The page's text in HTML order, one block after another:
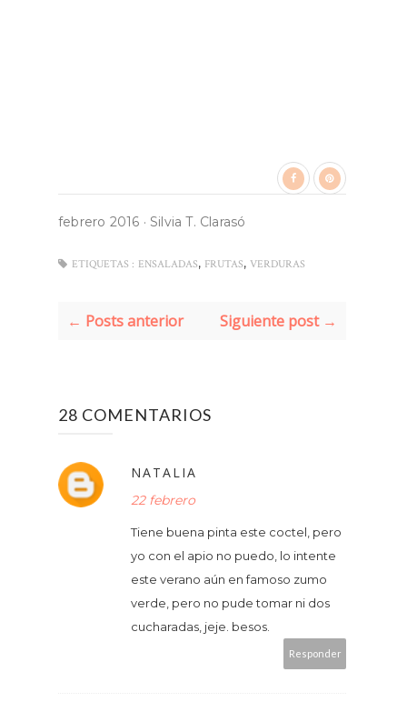
febrero 2016 · Silvia T. Clarasó
ETIQUETAS : ENSALADAS, FRUTAS, VERDURAS
← Posts anterior Siguiente post →
28 COMENTARIOS
NATALIA
22 febrero
Tiene buena pinta este coctel, pero
yo con el apio no puedo, lo intente
este verano aún en famoso zumo
verde, pero no pude tomar ni dos
cucharadas, jeje. besos.
Responder